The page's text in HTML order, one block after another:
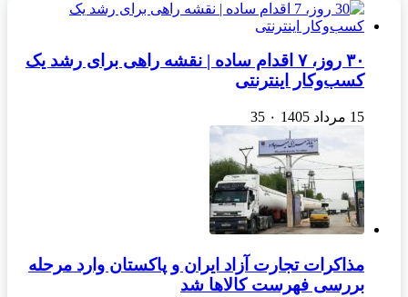
۳۰ روز، ۷ اقدام ساده | نقشه راهی برای رشد یک
کسب‌وکار اینترنتی
15 مرداد 1405 ۰ 35
مذاکرات تجارت آزاد ایران و پاکستان وارد مرحله
بررسی فهرست کالاها شد